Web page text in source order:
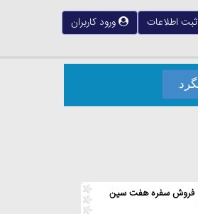
ثبت اطلاعات ورود کاربران
فروش سفره هفت سین